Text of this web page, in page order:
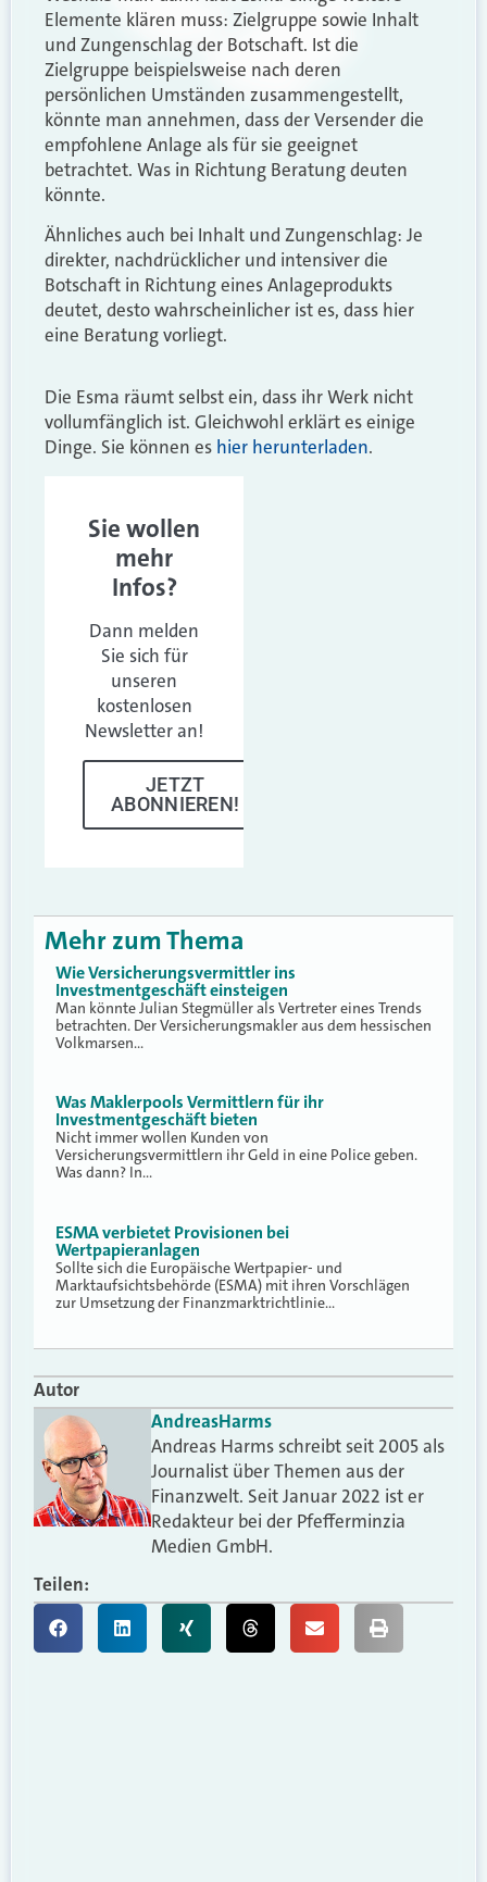
Elemente klären muss: Zielgruppe sowie Inhalt
und Zungenschlag der Botschaft. Ist die
Zielgruppe beispielsweise nach deren
persönlichen Umständen zusammengestellt,
könnte man annehmen, dass der Versender die
empfohlene Anlage als für sie geeignet
betrachtet. Was in Richtung Beratung deuten
könnte.
Ähnliches auch bei Inhalt und Zungenschlag: Je
direkter, nachdrücklicher und intensiver die
Botschaft in Richtung eines Anlageprodukts
deutet, desto wahrscheinlicher ist es, dass hier
eine Beratung vorliegt.
Die Esma räumt selbst ein, dass ihr Werk nicht
vollumfänglich ist. Gleichwohl erklärt es einige
Dinge. Sie können es hier herunterladen.
Sie wollen
mehr
Infos?
Dann melden
Sie sich für
unseren
kostenlosen
Newsletter an!
JETZT
ABONNIEREN!
Mehr zum Thema
Wie Versicherungsvermittler ins
Investmentgeschäft einsteigen
Man könnte Julian Stegmüller als Vertreter eines Trends
betrachten. Der Versicherungsmakler aus dem hessischen
Volkmarsen…
Was Maklerpools Vermittlern für ihr
Investmentgeschäft bieten
Nicht immer wollen Kunden von
Versicherungsvermittlern ihr Geld in eine Police geben.
Was dann? In…
ESMA verbietet Provisionen bei
Wertpapieranlagen
Sollte sich die Europäische Wertpapier- und
Marktaufsichtsbehörde (ESMA) mit ihren Vorschlägen
zur Umsetzung der Finanzmarktrichtlinie…
Autor
AndreasHarms
Andreas Harms schreibt seit 2005 als
Journalist über Themen aus der
Finanzwelt. Seit Januar 2022 ist er
Redakteur bei der Pfefferminzia
Medien GmbH.
Teilen: